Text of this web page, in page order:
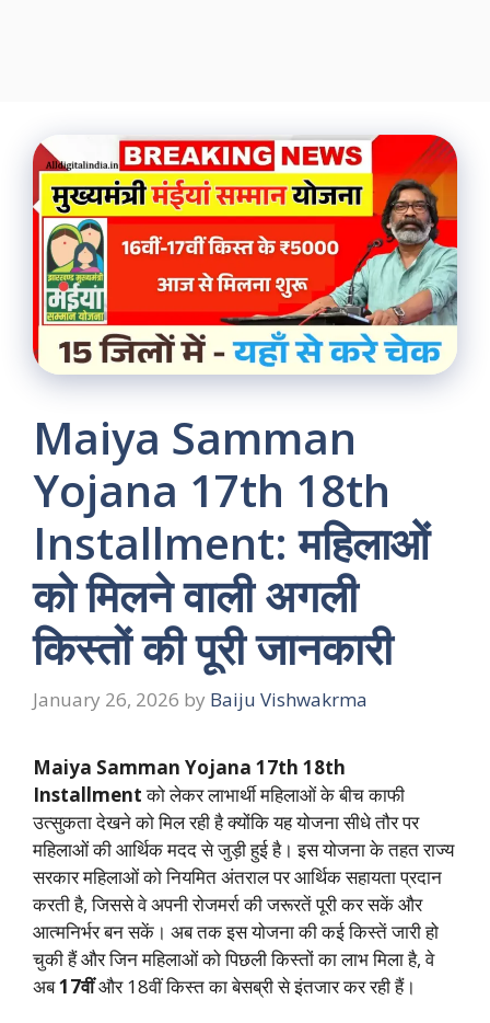
Maiya Samman
Yojana 17th 18th
Installment: महिलाओं
को मिलने वाली अगली
किस्तों की पूरी जानकारी
January 26, 2026 by Baiju Vishwakrma
Maiya Samman Yojana 17th 18th
Installmentको लेकर लाभार्थी महिलाओं के बीच काफी
उत्सुकता देखने को मिल रही है क्योंकि यह योजना सीधे तौर पर
महिलाओं की आर्थिक मदद से जुड़ी हुई है। इस योजना के तहत राज्य
सरकार महिलाओं को नियमित अंतराल पर आर्थिक सहायता प्रदान
करती है, जिससे वे अपनी रोजमर्रा की जरूरतें पूरी कर सकें और
आत्मनिर्भर बन सकें। अब तक इस योजना की कई किस्तें जारी हो
चुकी हैं और जिन महिलाओं को पिछली किस्तों का लाभ मिला है, वे
अब17वींऔर 18वीं किस्त का बेसब्री से इंतजार कर रही हैं।